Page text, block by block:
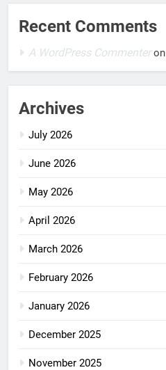
Recent Comments
A WordPress Commenteron
Archives
July 2026
June 2026
May 2026
April 2026
March 2026
February 2026
January 2026
December 2025
November 2025